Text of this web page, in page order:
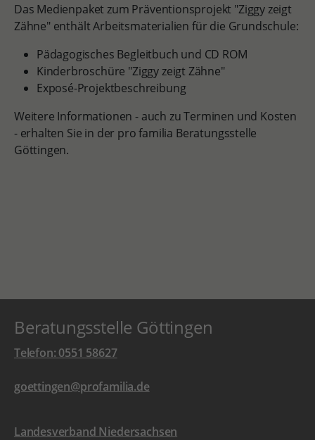
Das Medienpaket zum Präventionsprojekt "Ziggy zeigt
Zähne" enthält Arbeitsmaterialien für die Grundschule:
Pädagogisches Begleitbuch und CD ROM
Kinderbroschüre "Ziggy zeigt Zähne"
Exposé-Projektbeschreibung
Weitere Informationen - auch zu Terminen und Kosten
- erhalten Sie in der pro familia Beratungsstelle
Göttingen.
Beratungsstelle Göttingen
Telefon: 0551 58627
goettingen@profamilia.de
Landesverband Niedersachsen